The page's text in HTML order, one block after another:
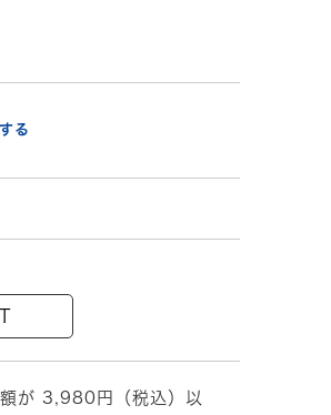
る
が 3,980円（税込）以